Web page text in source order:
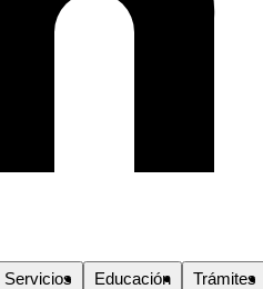
Servicios Educación Trámites